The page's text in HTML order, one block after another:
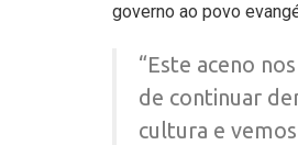
governo ao povo
“Este aceno
de continuar
cultura e